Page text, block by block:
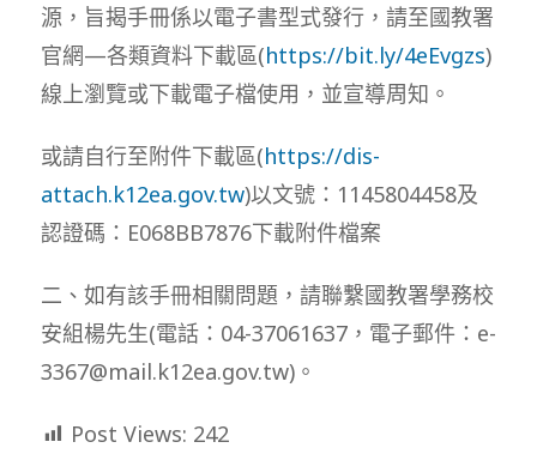
源，旨揭手冊係以電子書型式發行，請至國教署
官網—各類資料下載區(https://bit.ly/4eEvgzs)
線上瀏覽或下載電子檔使用，並宣導周知。
或請自行至附件下載區(https://dis-
attach.k12ea.gov.tw)以文號：1145804458及
認證碼：E068BB7876下載附件檔案
二、如有該手冊相關問題，請聯繫國教署學務校
安組楊先生(電話：04-37061637，電子郵件：e-
3367@mail.k12ea.gov.tw)。
Post Views: 242